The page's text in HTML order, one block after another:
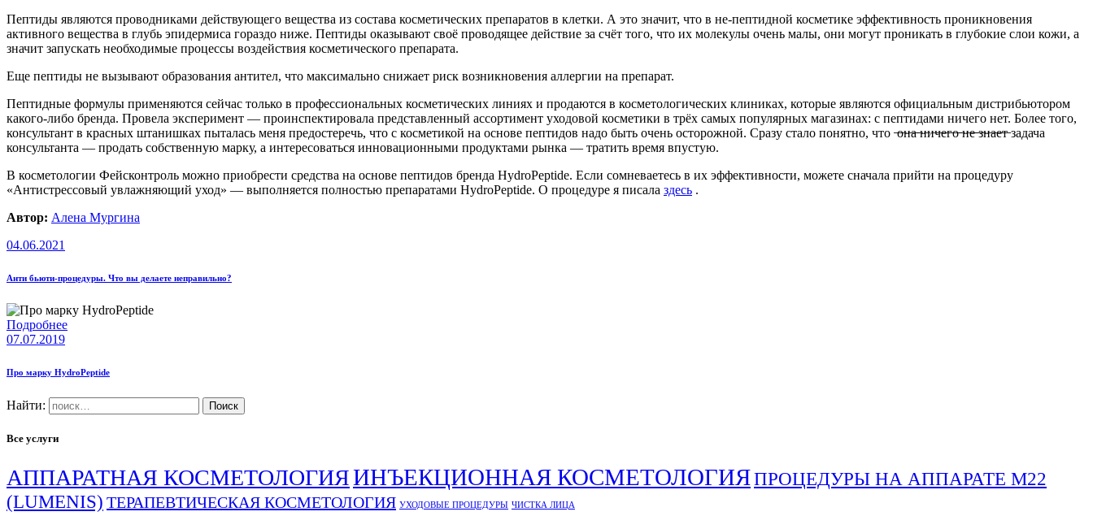
Пептиды являются проводниками действующего вещества из состава косметических препаратов в клетки. А это значит, что в не-пептидной косметике эффективность проникновения
активного вещества в глубь эпидермиса гораздо ниже. Пептиды оказывают своё проводящее действие за счёт того, что их молекулы очень малы, они могут проникать в глубокие слои кожи, а
значит запускать необходимые процессы воздействия косметического препарата.
Еще пептиды не вызывают образования антител, что максимально снижает риск возникновения аллергии на препарат.
Пептидные формулы применяются сейчас только в профессиональных косметических линиях и продаются в косметологических клиниках, которые являются официальным дистрибьютором
какого-либо бренда. Провела эксперимент — проинспектировала представленный ассортимент уходовой косметики в трёх самых популярных магазинах: с пептидами ничего нет. Более того,
консультант в красных штанишках пыталась меня предостеречь, что с косметикой на основе пептидов надо быть очень осторожной. Сразу стало понятно, что ̶о̶н̶а̶ ̶н̶и̶ч̶е̶г̶о̶ ̶н̶е̶ ̶з̶н̶а̶е̶т̶ задача
консультанта — продать собственную марку, а интересоваться инновационными продуктами рынка — тратить время впустую.
В косметологии Фейсконтроль можно приобрести средства на основе пептидов бренда HydrоPeptide. Если сомневаетесь в их эффективности, можете сначала прийти на процедуру
«Антистрессовый увлажняющий уход» — выполняется полностью препаратами HydrоPeptide. О процедуре я писала здесь .
Автор: Алена Мургина
04.06.2021
Анти бьюти-процедуры. Что вы делаете неправильно?
Подробнее
07.07.2019
Про марку HydrоPeptide
Найти:
Все услуги
АППАРАТНАЯ КОСМЕТОЛОГИЯИНЪЕКЦИОННАЯ КОСМЕТОЛОГИЯПРОЦЕДУРЫ НА АППАРАТЕ М22
(LUMENIS) ТЕРАПЕВТИЧЕСКАЯ КОСМЕТОЛОГИЯ УХОДОВЫЕ ПРОЦЕДУРЫ ЧИСТКА ЛИЦА